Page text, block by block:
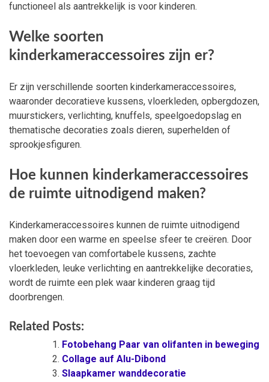
functioneel als aantrekkelijk is voor kinderen.
Welke soorten
kinderkameraccessoires zijn er?
Er zijn verschillende soorten kinderkameraccessoires,
waaronder decoratieve kussens, vloerkleden, opbergdozen,
muurstickers, verlichting, knuffels, speelgoedopslag en
thematische decoraties zoals dieren, superhelden of
sprookjesfiguren.
Hoe kunnen kinderkameraccessoires
de ruimte uitnodigend maken?
Kinderkameraccessoires kunnen de ruimte uitnodigend
maken door een warme en speelse sfeer te creëren. Door
het toevoegen van comfortabele kussens, zachte
vloerkleden, leuke verlichting en aantrekkelijke decoraties,
wordt de ruimte een plek waar kinderen graag tijd
doorbrengen.
Related Posts:
Fotobehang Paar van olifanten in beweging
Collage auf Alu-Dibond
Slaapkamer wanddecoratie